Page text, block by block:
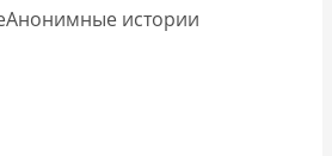
Анонимные истории